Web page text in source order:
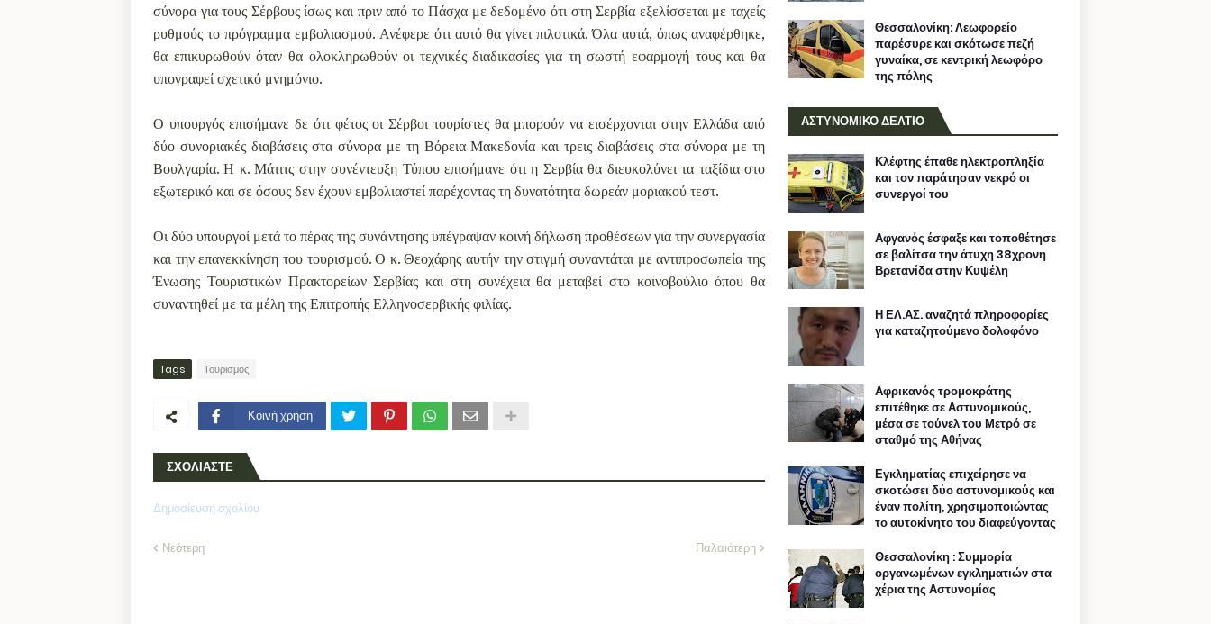
σύνορα για τους Σέρβους ίσως και πριν από το Πάσχα με δεδομένο ότι στη Σερβία εξελίσσεται με ταχείς
ρυθμούς το πρόγραμμα εμβολιασμού. Ανέφερε ότι αυτό θα γίνει πιλοτικά. Όλα αυτά, όπως αναφέρθηκε,
θα επικυρωθούν όταν θα ολοκληρωθούν οι τεχνικές διαδικασίες για τη σωστή εφαρμογή τους και θα
υπογραφεί σχετικό μνημόνιο.
Ο υπουργός επισήμανε δε ότι φέτος οι Σέρβοι τουρίστες θα μπορούν να εισέρχονται στην Ελλάδα από
δύο συνοριακές διαβάσεις στα σύνορα με τη Βόρεια Μακεδονία και τρεις διαβάσεις στα σύνορα με τη
Βουλγαρία. Η κ. Μάτιτς στην συνέντευξη Τύπου επισήμανε ότι η Σερβία θα διευκολύνει τα ταξίδια στο
εξωτερικό και σε όσους δεν έχουν εμβολιαστεί παρέχοντας τη δυνατότητα δωρεάν μοριακού τεστ.
Οι δύο υπουργοί μετά το πέρας της συνάντησης υπέγραψαν κοινή δήλωση προθέσεων για την συνεργασία
και την επανεκκίνηση του τουρισμού. Ο κ. Θεοχάρης αυτήν την στιγμή συναντάται με αντιπροσωπεία της
Ένωσης Τουριστικών Πρακτορείων Σερβίας και στη συνέχεια θα μεταβεί στο κοινοβούλιο όπου θα
συναντηθεί με τα μέλη της Επιτροπής Ελληνοσερβικής φιλίας.
Tags Τουρισμος
Κοινή χρήση
ΣΧΟΛΙΑΣΤΕ
Δημοσίευση σχολίου
Νεότερη Παλαιότερη
Θεσσαλονίκη: Λεωφορείο
παρέσυρε και σκότωσε πεζή
γυναίκα, σε κεντρική λεωφόρο
της πόλης
ΑΣΤΥΝΟΜΙΚΟ ΔΕΛΤΙΟ
Κλέφτης έπαθε ηλεκτροπληξία
και τον παράτησαν νεκρό οι
συνεργοί του
Αφγανός έσφαξε και τοποθέτησε
σε βαλίτσα την άτυχη 38χρονη
Βρετανίδα στην Κυψέλη
Η ΕΛ.ΑΣ. αναζητά πληροφορίες
για καταζητούμενο δολοφόνο
Αφρικανός τρομοκράτης
επιτέθηκε σε Αστυνομικούς,
μέσα σε τούνελ του Μετρό σε
σταθμό της Αθήνας
Εγκληματίας επιχείρησε να
σκοτώσει δύο αστυνομικούς και
έναν πολίτη, χρησιμοποιώντας
το αυτοκίνητο του διαφεύγοντας
Θεσσαλονίκη : Συμμορία
οργανωμένων εγκληματιών στα
χέρια της Αστυνομίας